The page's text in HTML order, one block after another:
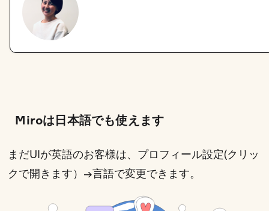
Miroは日本語でも使えます
まだUIが英語のお客様は、 プロフィール設定(クリッ
クで開きます） →言語で変更できます。